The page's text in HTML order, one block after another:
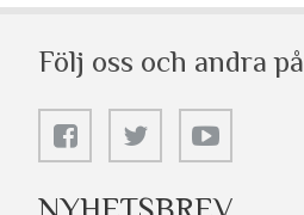
Följ oss och andra